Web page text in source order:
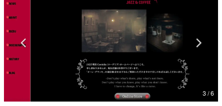
特集記事
マンガ
アプリレビュー
3 / 6